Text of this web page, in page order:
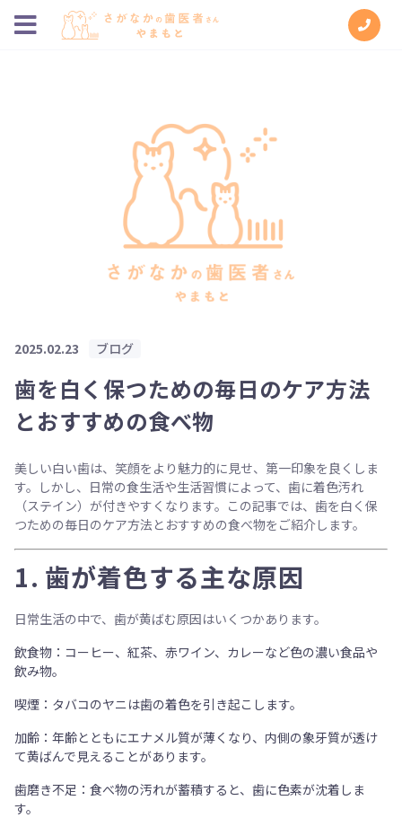
2025.02.23 ブログ
歯を白く保つための毎日のケア方法
とおすすめの食べ物
美しい白い歯は、笑顔をより魅力的に見せ、第一印象を良くしま
す。しかし、日常の食生活や生活習慣によって、歯に着色汚れ
（ステイン）が付きやすくなります。この記事では、 歯を白く保
つための毎日のケア方法とおすすめの食べ物をご紹介します。
1. 歯が着色する主な原因
日常生活の中で、歯が黄ばむ原因はいくつかあります。
飲食物 ：コーヒー、紅茶、赤ワイン、カレーなど色の濃い食品や
飲み物。
喫煙 ：タバコのヤニは歯の着色を引き起こします。
加齢 ：年齢とともにエナメル質が薄くなり、内側の象牙質が透け
て黄ばんで見えることがあります。
歯磨き不足 ：食べ物の汚れが蓄積すると、歯に色素が沈着しま
す。